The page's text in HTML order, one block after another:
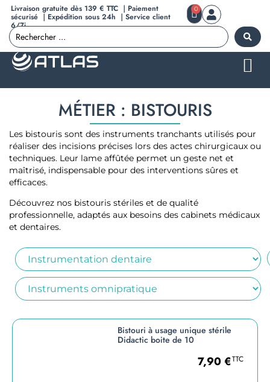
Livraison gratuite dès 139 € TTC ｜Paiement
sécurisé ｜Expédition sous 24h ｜Service client
6/7j
0
MÉTIER : BISTOURIS
Les bistouris sont des instruments tranchants utilisés pour
réaliser des incisions précises lors des actes chirurgicaux ou
techniques. Leur lame affûtée permet un geste net et
maîtrisé, indispensable pour des interventions sûres et
efficaces.
Découvrez nos bistouris stériles et de qualité
professionnelle, adaptés aux besoins des cabinets médicaux
et dentaires.
Bistouri à usage unique stérile
Didactic boite de 10
7,90€TTC